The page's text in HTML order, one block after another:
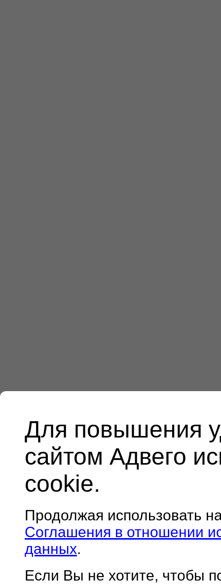
Для повышения
сайтом Адвего
cookie.
Продолжая использовать
Соглашения в отношении
данных.
Если Вы не хотите, чтобы